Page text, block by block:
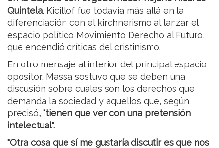
Quintela. Kicillof fue todavía más allá en la
diferenciación con el kirchnerismo al lanzar el
espacio político Movimiento Derecho al Futuro,
que encendió críticas del cristinismo.
En otro mensaje al interior del principal espacio
opositor, Massa sostuvo que se deben una
discusión sobre cuáles son los derechos que
demanda la sociedad y aquellos que, según
precisó, "tienen que ver con una pretensión
intelectual".
"Otra cosa que sí me gustaría discutir es que nos